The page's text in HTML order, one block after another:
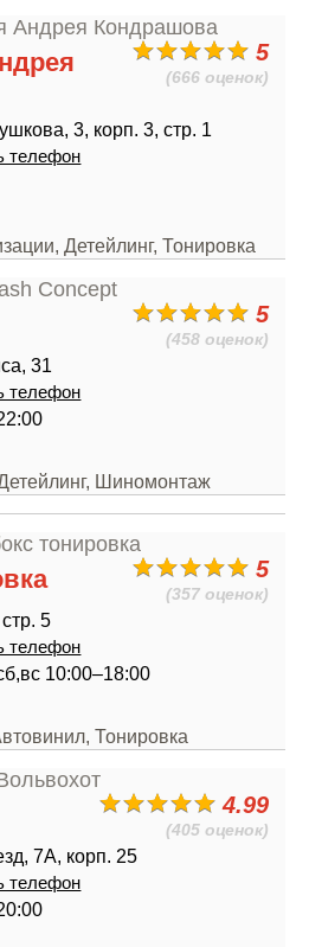
5
(666 оценок)
3, корп. 3, стр. 1
телефон
Детейлинг, Тонировка
5
(458 оценок)
31
телефон
Шиномонтаж
5
(357 оценок)
5
телефон
10:00–18:00
Тонировка
4.99
(405 оценок)
7А, корп. 25
телефон